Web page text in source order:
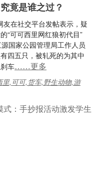
竟是谁之过？
在社交平台发帖表示，疑
“可可西里网红狼初代目”
国家公园管理局工作人员
四五只，被轧死的为其中
车……更多
里,可可,货车,野生动物,游